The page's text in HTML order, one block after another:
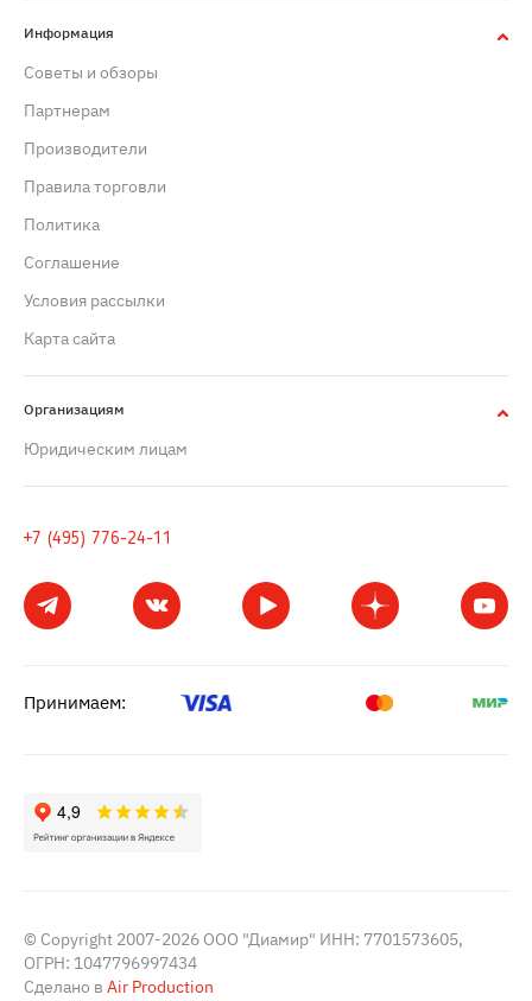
Информация
Советы и обзоры
Партнерам
Производители
Правила торговли
Политика
Cоглашение
Условия рассылки
Карта сайта
Организациям
Юридическим лицам
+7 (495) 776-24-11
Принимаем:
© Copyright 2007-2026 ООО "Диамир" ИНН: 7701573605,
ОГРН: 1047796997434
Сделано в Air Production